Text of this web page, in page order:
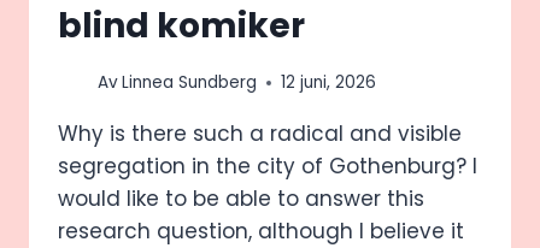
blind komiker
AvLinnea Sundberg 12 juni, 2026
Why is there such a radical and visible
segregation in the city of Gothenburg? I
would like to be able to answer this
research question, although I believe it